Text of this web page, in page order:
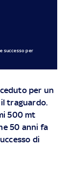
successo per
per un
traguardo.
500 mt
50 anni fa
di